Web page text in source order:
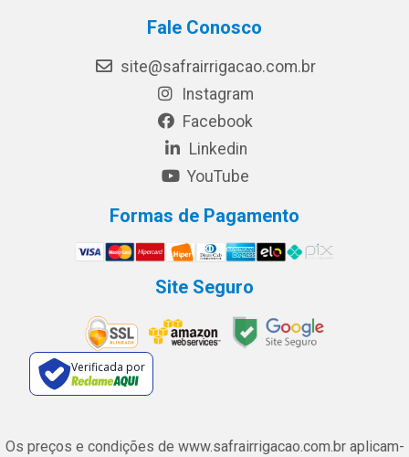
Fale Conosco
site@safrairrigacao.com.br
Instagram
Facebook
Linkedin
YouTube
Formas de Pagamento
Site Seguro
Verificada por
Os preços e condições de www.safrairrigacao.com.br aplicam-